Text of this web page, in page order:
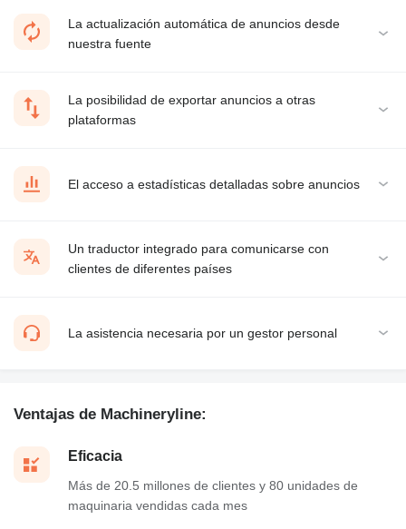
La actualización automática de anuncios desde
nuestra fuente
La posibilidad de exportar anuncios a otras
plataformas
El acceso a estadísticas detalladas sobre anuncios
Un traductor integrado para comunicarse con
clientes de diferentes países
La asistencia necesaria por un gestor personal
Ventajas de Machineryline:
Eficacia
Más de 20.5 millones de clientes y 80 unidades de
maquinaria vendidas cada mes